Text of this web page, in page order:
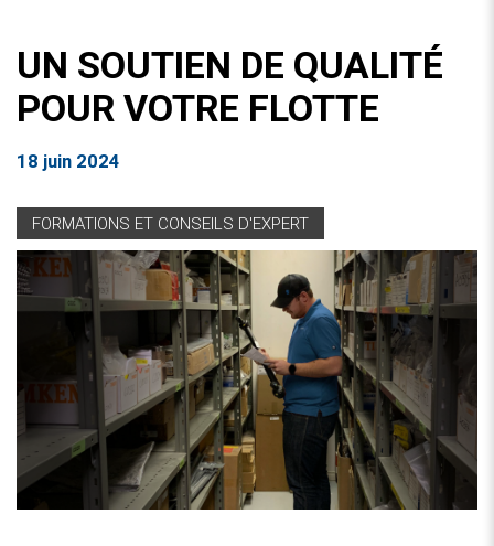
UN SOUTIEN DE QUALITÉ
POUR VOTRE FLOTTE
18 juin 2024
FORMATIONS ET CONSEILS D'EXPERT